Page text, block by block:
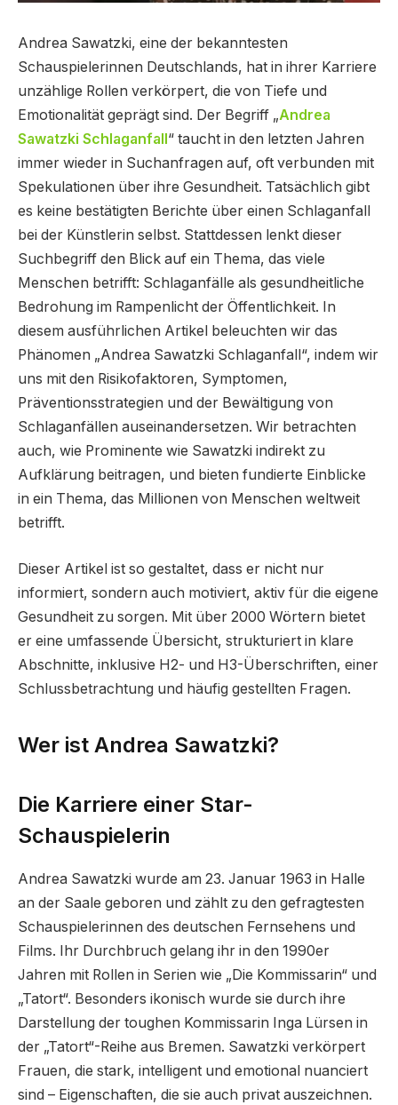
Andrea Sawatzki, eine der bekanntesten
Schauspielerinnen Deutschlands, hat in ihrer Karriere
unzählige Rollen verkörpert, die von Tiefe und
Emotionalität geprägt sind. Der Begriff „Andrea
Sawatzki Schlaganfall “ taucht in den letzten Jahren
immer wieder in Suchanfragen auf, oft verbunden mit
Spekulationen über ihre Gesundheit. Tatsächlich gibt
es keine bestätigten Berichte über einen Schlaganfall
bei der Künstlerin selbst. Stattdessen lenkt dieser
Suchbegriff den Blick auf ein Thema, das viele
Menschen betrifft: Schlaganfälle als gesundheitliche
Bedrohung im Rampenlicht der Öffentlichkeit. In
diesem ausführlichen Artikel beleuchten wir das
Phänomen „Andrea Sawatzki Schlaganfall“, indem wir
uns mit den Risikofaktoren, Symptomen,
Präventionsstrategien und der Bewältigung von
Schlaganfällen auseinandersetzen. Wir betrachten
auch, wie Prominente wie Sawatzki indirekt zu
Aufklärung beitragen, und bieten fundierte Einblicke
in ein Thema, das Millionen von Menschen weltweit
betrifft.
Dieser Artikel ist so gestaltet, dass er nicht nur
informiert, sondern auch motiviert, aktiv für die eigene
Gesundheit zu sorgen. Mit über 2000 Wörtern bietet
er eine umfassende Übersicht, strukturiert in klare
Abschnitte, inklusive H2- und H3-Überschriften, einer
Schlussbetrachtung und häufig gestellten Fragen.
Wer ist Andrea Sawatzki?
Die Karriere einer Star-
Schauspielerin
Andrea Sawatzki wurde am 23. Januar 1963 in Halle
an der Saale geboren und zählt zu den gefragtesten
Schauspielerinnen des deutschen Fernsehens und
Films. Ihr Durchbruch gelang ihr in den 1990er
Jahren mit Rollen in Serien wie „Die Kommissarin“ und
„Tatort“. Besonders ikonisch wurde sie durch ihre
Darstellung der toughen Kommissarin Inga Lürsen in
der „Tatort“-Reihe aus Bremen. Sawatzki verkörpert
Frauen, die stark, intelligent und emotional nuanciert
sind – Eigenschaften, die sie auch privat auszeichnen.